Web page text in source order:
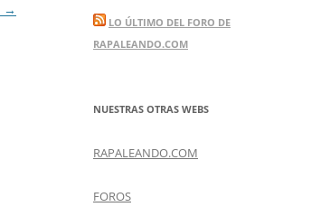
→
LO ÚLTIMO DEL FORO DE
RAPALEANDO.COM
NUESTRAS OTRAS WEBS
RAPALEANDO.COM
FOROS